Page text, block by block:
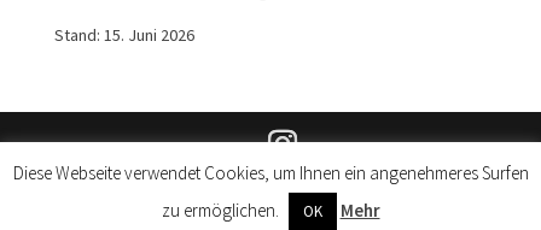
Stand: 15. Juni 2026
© Lilienfeld Verlag 2026 |Impressum |Datenschutz|
Produktsicherheit
Diese Webseite verwendet Cookies, um Ihnen ein angenehmeres Surfen
zu ermöglichen.
OK Mehr